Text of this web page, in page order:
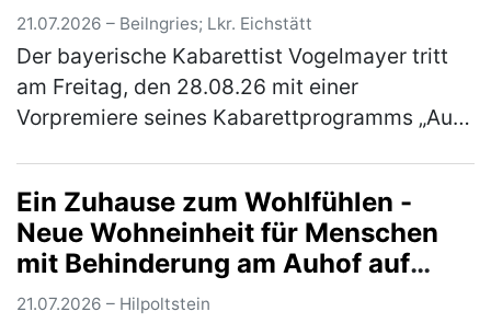
21.07.2026 – Beilngries; Lkr. Eichstätt
Der bayerische Kabarettist Vogelmayer tritt
am Freitag, den 28.08.26 mit einer
Vorpremiere seines Kabarettprogramms „Auf
Ein Zuhause zum Wohlfühlen -
Neue Wohneinheit für Menschen
mit Behinderung am Auhof auf
traditionellem Jahresfest
21.07.2026 – Hilpoltstein